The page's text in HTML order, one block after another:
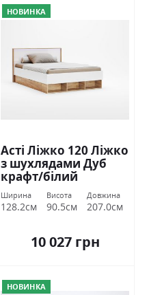
НОВИНКА
Асті Ліжко 120 Ліжко
з шухлядами Дуб
крафт/білий
глянець Міромарк
Ширина
128.2см
Висота
90.5см
Довжина
207.0см
10 027 грн
НОВИНКА